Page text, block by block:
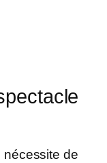
nécessite de